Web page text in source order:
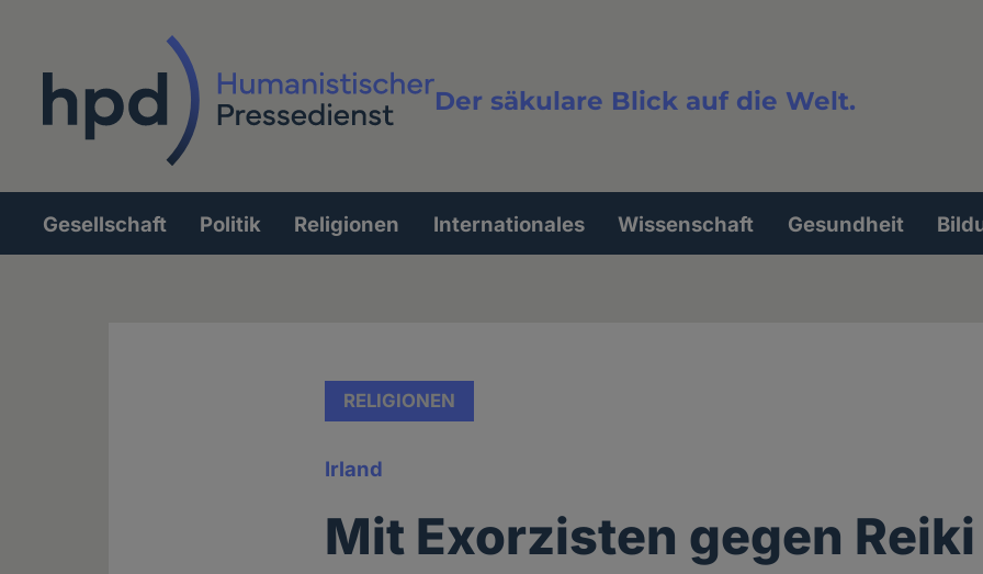
Der säkulare Blick auf die Welt.
Volltextsuche
Hauptnavigation
Gesellschaft Politik Religionen Internationales Wissenschaft Gesundheit
RELIGIONEN
Irland
Mit Exorzisten gegen Reiki